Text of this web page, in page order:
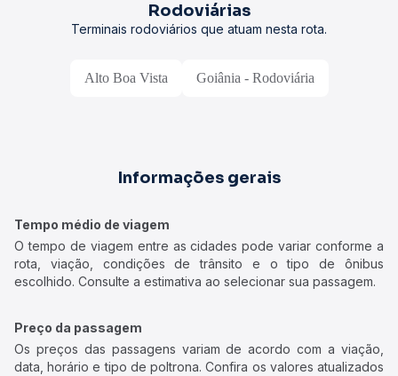
Rodoviárias
Terminais rodoviários que atuam nesta rota.
Alto Boa Vista Goiânia - Rodoviária
Informações gerais
Tempo médio de viagem
O tempo de viagem entre as cidades pode variar conforme a
rota, viação, condições de trânsito e o tipo de ônibus
escolhido. Consulte a estimativa ao selecionar sua passagem.
Preço da passagem
Os preços das passagens variam de acordo com a viação,
data, horário e tipo de poltrona. Confira os valores atualizados